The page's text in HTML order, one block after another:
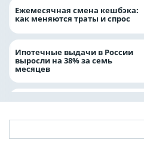
Ежемесячная смена кешбэка:
как меняются траты и спрос
Ипотечные выдачи в России
выросли на 38% за семь
месяцев